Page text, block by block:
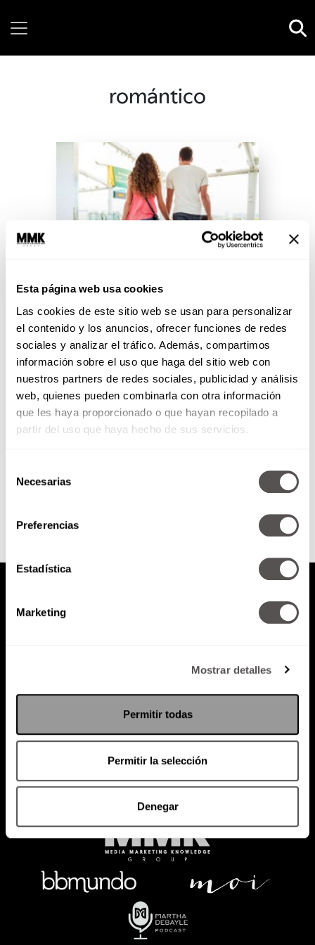
Esta página web usa cookies
Las cookies de este sitio web se usan para personalizar
el contenido y los anuncios, ofrecer funciones de redes
sociales y analizar el tráfico. Además, compartimos
información sobre el uso que haga del sitio web con
nuestros partners de redes sociales, publicidad y análisis
web, quienes pueden combinarla con otra información
que les haya proporcionado o que hayan recopilado a
partir del uso que haya hecho de sus servicios.
Necesarias
Preferencias
Estadística
Marketing
Mostrar detalles
Permitir todas
Permitir la selección
Denegar
romántico
Cursi o romántico: ¿Qué tipo de
viajero eres?
En el trabajo les dieron
vacaciones, les firmaron el
permiso que necesitaban o
pudieron encargar a los niños
Política de Privacidad
PODCAST RADIO MARTHA EVENTOS
SACA TU ID